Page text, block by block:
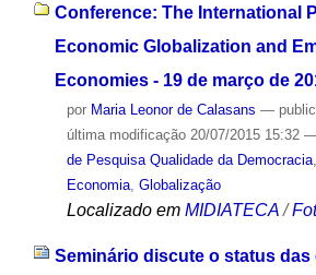
Conference: The International
Economic Globalization and
Economies - 19 de março de
por Maria Leonor de Calasans —
última modificação20/07/2015 15:32 —
de Pesquisa Qualidade da Democracia,
Economia, Globalização
Localizado em MIDIATECA /
Seminário discute o status das